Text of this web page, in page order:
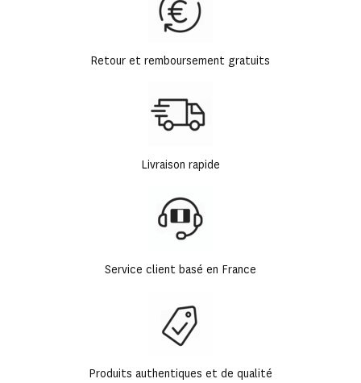
Retour et remboursement gratuits
Livraison rapide
Service client basé en France
Produits authentiques et de qualité